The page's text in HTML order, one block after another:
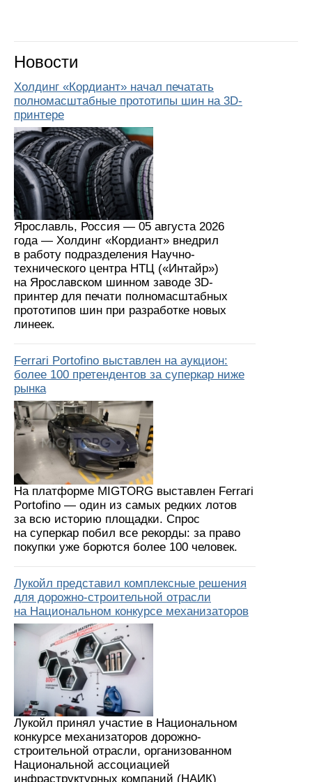
Новости
Холдинг «Кордиант» начал печатать
полномасштабные прототипы шин на 3D-
принтере
Ярославль, Россия — 05 августа 2026
года — Холдинг «Кордиант» внедрил
в работу подразделения Научно-
технического центра НТЦ («Интайр»)
на Ярославском шинном заводе 3D-
принтер для печати полномасштабных
прототипов шин при разработке новых
линеек.
Ferrari Portofino выставлен на аукцион:
более 100 претендентов за суперкар ниже
рынка
На платформе MIGTORG выставлен Ferrari
Portofino — один из самых редких лотов
за всю историю площадки. Спрос
на суперкар побил все рекорды: за право
покупки уже борются более 100 человек.
Лукойл представил комплексные решения
для дорожно-строительной отрасли
на Национальном конкурсе механизаторов
Лукойл принял участие в Национальном
конкурсе механизаторов дорожно-
строительной отрасли, организованном
Национальной ассоциацией
инфраструктурных компаний (НАИК)